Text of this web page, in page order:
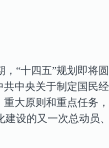
“十四五”规划即将
中央关于制定国民
大原则和重点任务
设的又一次总动员、